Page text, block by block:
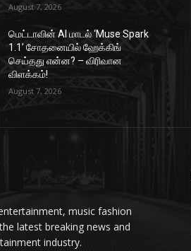
August 7, 2026
மெட்டாவின் AI மாடல் ‘Muse Spark
1.1’ சோதனையில் ஹேக்கிங்
செய்தது என்ன? – விரிவான
விளக்கம்!
August 7, 2026
music fashion
latest breaking news and
industry.